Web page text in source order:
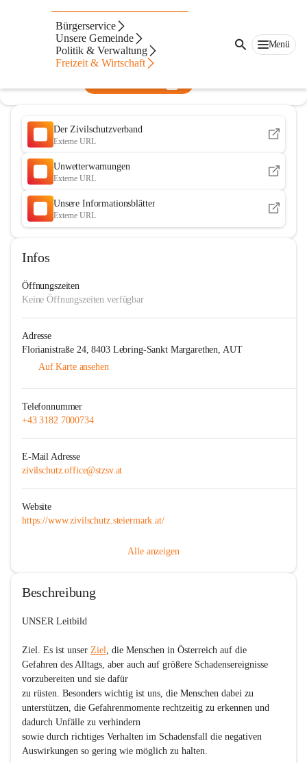
Bürgerservice
Unsere Gemeinde
Politik & Verwaltung
Freizeit & Wirtschaft
Menü
Zivilschutzverband Steiermark
@zivilschutzverband-steiermark
Soziale Einrichtung, Gemeinnütziger Verein
Der Zivilschutzverband
Externe URL
Unwetterwarnungen
Externe URL
Unsere Informationsblätter
Externe URL
Infos
Öffnungszeiten
Keine Öffnungszeiten verfügbar
Adresse
Florianistraße 24, 8403 Lebring-Sankt Margarethen, AUT
Auf Karte ansehen
Telefonnummer
+43 3182 7000734
E-Mail Adresse
zivilschutz.office@stzsv.at
Website
https://www.zivilschutz.steiermark.at/
Alle anzeigen
Beschreibung
UNSER Leitbild
Ziel. Es ist unser Ziel, die Menschen in Österreich auf die
Gefahren des Alltags, aber auch auf größere Schadensereignisse
vorzubereiten und sie dafür
zu rüsten. Besonders wichtig ist uns, die Menschen dabei zu
unterstützen, die Gefahrenmomente rechtzeitig zu erkennen und
dadurch Unfälle zu verhindern
sowie durch richtiges Verhalten im Schadensfall die negativen
Auswirkungen so gering wie möglich zu halten.